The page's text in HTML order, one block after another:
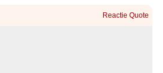
Reactie Quote